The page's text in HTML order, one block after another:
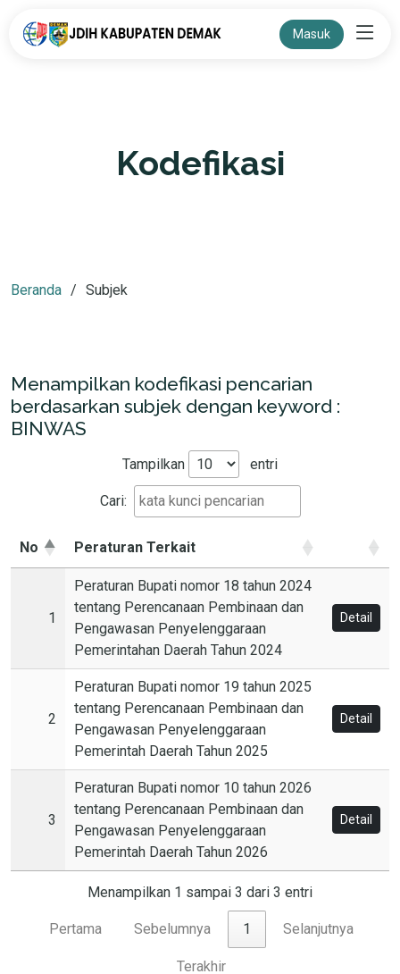
Masuk
Kodefikasi
Beranda Subjek
Menampilkan kodefikasi pencarian
berdasarkan subjek dengan keyword :
BINWAS
Tampilkan entri
Cari:
No Peraturan Terkait
1
Peraturan Bupati nomor 18 tahun 2024
tentang Perencanaan Pembinaan dan
Pengawasan Penyelenggaraan
Pemerintahan Daerah Tahun 2024
Detail
2
Peraturan Bupati nomor 19 tahun 2025
tentang Perencanaan Pembinaan dan
Pengawasan Penyelenggaraan
Pemerintah Daerah Tahun 2025
Detail
3
Peraturan Bupati nomor 10 tahun 2026
tentang Perencanaan Pembinaan dan
Pengawasan Penyelenggaraan
Pemerintah Daerah Tahun 2026
Detail
Menampilkan 1 sampai 3 dari 3 entri
Pertama Sebelumnya 1 Selanjutnya
Terakhir